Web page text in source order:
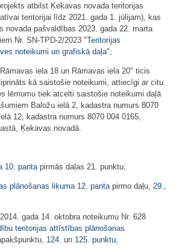
atbilst Ķekavas novada teritorijas
teritorijai līdz 2021. gada 1. jūlijam), kas
novada pašvaldības 2023. gada 22. marta
Nr. SN-TPD-2/2023 "Teritorijas
noteikumi un grafiskā daļa";
iela 18 un Rāmavas iela 20" ticis
kā saistošie noteikumi, attiecīgi ar citu
lēmumu tiek atcelti saistošie noteikumi daļā
Baložu ielā 2, kadastra numurs 8070
12, kadastra numurs 8070 004 0165,
Ķekavas novadā.
10. pantapirmās daļas 21. punktu;
plānošanas likuma 12. pantapirmo daļu, 29.,
gada 14. oktobra noteikumu Nr. 628
teritorijas attīstības plānošanas
124. un 125. punktu;